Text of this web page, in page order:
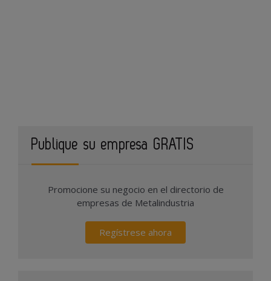
Publique su empresa GRATIS
Promocione su negocio en el directorio de
empresas de Metalindustria
Regístrese ahora